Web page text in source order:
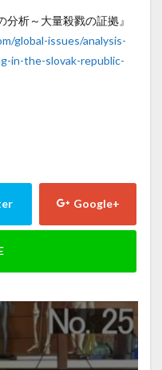
分析～大量殺戮の証拠』
global-issues/analysis-
in-the-slovak-republic-